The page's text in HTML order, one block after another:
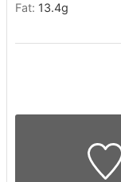
Fat: 13.4g